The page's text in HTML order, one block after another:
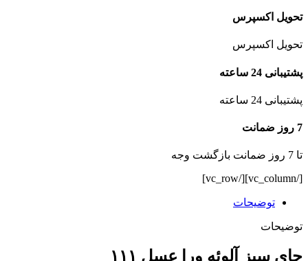
تحویل اکسپرس
تحویل اکسپرس
پشتیبانی 24 ساعته
پشتیبانی 24 ساعته
7 روز ضمانت
تا 7 روز ضمانت بازگشت وجه
[/vc_column][/vc_row]
توضیحات
توضیحات
چای سبز آلوئه ورا عسل ۱۱۱